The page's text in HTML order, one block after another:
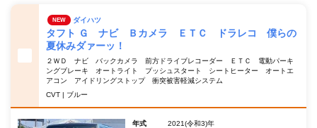
NEW ダイハツ
タフト Ｇ ナビ Ｂカメラ ＥＴＣ ドラレコ 僕らの
夏休みダァーッ！
２ＷＤ ナビ バックカメラ 前方ドライブレコーダー ＥＴＣ 電動パーキ
ングブレーキ オートライト プッシュスタート シートヒーター オートエ
アコン アイドリングストップ 衝突被害軽減システム
CVT | ブルー
年式
2021(令和3)年